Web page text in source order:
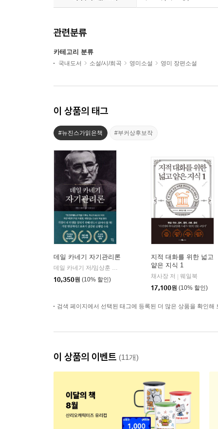
관련분류
카테고리 분류
국내도서 소설/시/희곡 영미소설 영미 장편소설
이 상품의 태그
#뉴진스가읽은책 #부커상후보작
데일 카네기 자기관리론
데일 카네기 저/임상훈 역
10,350원 (10% 할인)
지적 대화를 위한 넓고
얕은 지식 1
채사장 저
웨일북
17,100원 (10% 할인)
검색 페이지에서 선택된 태그에 등록된 더 많은 상품을 확인해
이 상품의 이벤트 (11개)